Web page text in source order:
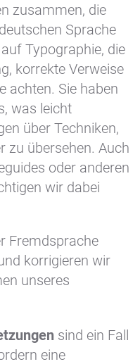
zusammen, die
Sprache
Typographie, die
korrekte Verweise
achten. Sie haben
was leicht
über Techniken,
zu übersehen. Auch
oder anderen
wir dabei
Fremdsprache
korrigieren wir
unseres
sind ein Fall
eine